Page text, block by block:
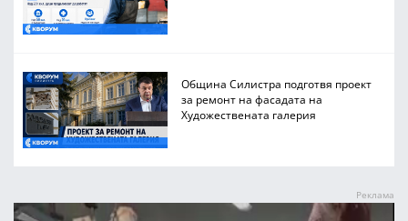
Община Силистра подготвя проект
за ремонт на фасадата на
Художествената галерия